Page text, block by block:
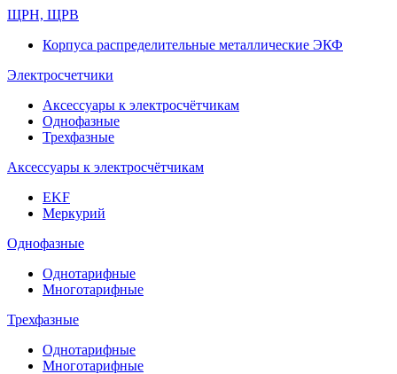
ЩРН, ЩРВ
Корпуса распределительные металлические ЭКФ
Электросчетчики
Аксессуары к электросчётчикам
Однофазные
Трехфазные
Аксессуары к электросчётчикам
EKF
Меркурий
Однофазные
Однотарифные
Многотарифные
Трехфазные
Однотарифные
Многотарифные